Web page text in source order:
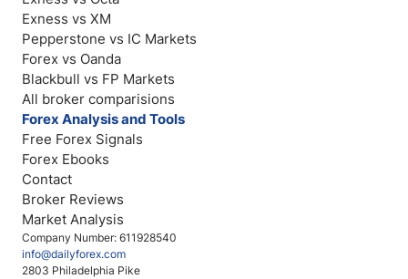
Company Number: 611928540
info@dailyforex.com
2803 Philadelphia Pike
Exness vs XM
Pepperstone vs IC Markets
Forex vs Oanda
Blackbull vs FP Markets
All broker comparisions
Forex Analysis and Tools
Free Forex Signals
Forex Ebooks
Contact
Broker Reviews
Market Analysis